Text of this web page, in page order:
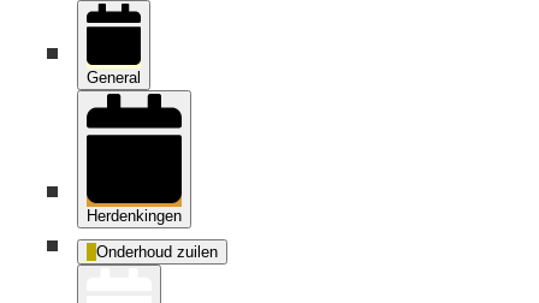
General
Herdenkingen
Onderhoud zuilen